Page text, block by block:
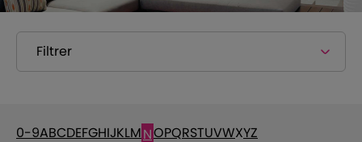
Filtrer
0-9ABCDEFGHIJKLMNOPQRSTUVWXYZ